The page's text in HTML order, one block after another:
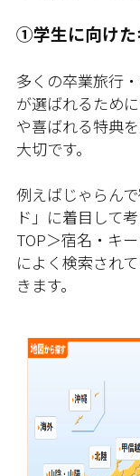
①学生に向けた
多くの卒業旅行
が選ばれるため
や喜ばれる特典
大切です。
例えばじゃらん
ド」に着目して考
TOP＞宿名・キ
によく検索され
きます。